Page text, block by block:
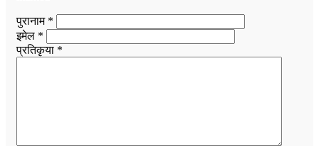
पुरानाम *
इमेल *
प्रतिकृया *